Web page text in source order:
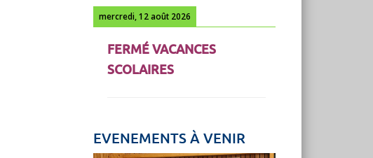
mercredi, 12 août 2026
FERMÉ VACANCES
SCOLAIRES
EVENEMENTS À VENIR